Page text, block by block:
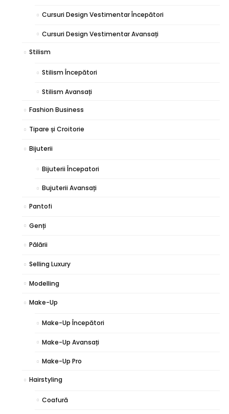
Cursuri Design Vestimentar Începători
Cursuri Design Vestimentar Avansați
Stilism
Stilism Începători
Stilism Avansați
Fashion Business
Tipare și Croitorie
Bijuterii
Bijuterii Începatori
Bujuterii Avansați
Pantofi
Genți
Pălării
Selling Luxury
Modelling
Make-Up
Make-Up Începători
Make-Up Avansați
Make-Up Pro
Hairstyling
Coafură